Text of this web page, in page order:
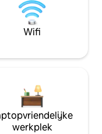
Wifi
werkplek